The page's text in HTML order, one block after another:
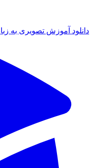
آموزش تصویری به زبان